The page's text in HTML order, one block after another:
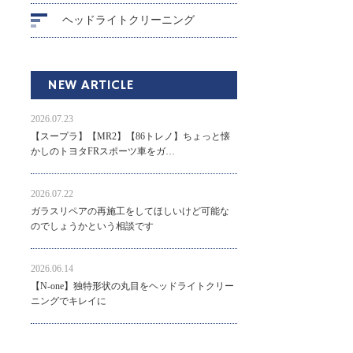
ヘッドライトクリーニング
NEW ARTICLE
2026.07.23
【スープラ】【MR2】【86トレノ】ちょっと懐
かしのトヨタFRスポーツ車をガ…
2026.07.22
ガラスリペアの再施工をしてほしいけど可能な
のでしょうかという相談です
2026.06.14
【N-one】独特形状の丸目をヘッドライトクリー
ニングでキレイに